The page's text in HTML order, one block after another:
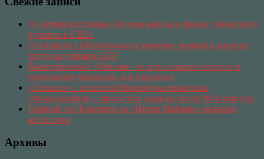
16-летняя россиянка Лютова вышла в финал теннисного
турнира в США
Геа победил Шаповалова и завоевал первый в карьере
титул на турнире АТР
Баскетбольный «Монако» за лето лишился места и в
чемпионате Франции, и в Евролиге
«Атланта» с ассистом Миранчука проиграла
«Филадельфии», пропустив дважды после 90-й минуты
Первый гол Каземиро за «Интер Майами» оказался
автоголом
Архивы